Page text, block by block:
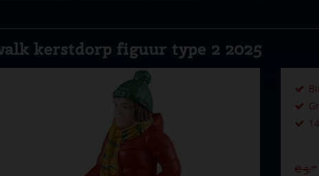
kerstdorp figuur type 2 2025
€ 5,99